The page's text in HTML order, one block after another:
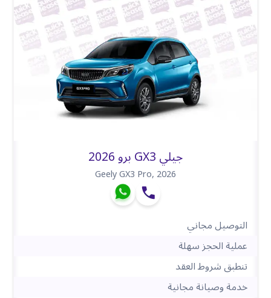
جيلي GX3 برو 2026
Geely GX3 Pro,2026
التوصيل مجاني
عملية الحجز سهلة
تنطبق شروط العقد
خدمة وصيانة مجانية